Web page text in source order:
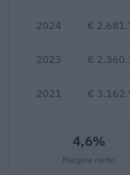
2024 €
2023 €
2021 €
4,6%
Margine netto